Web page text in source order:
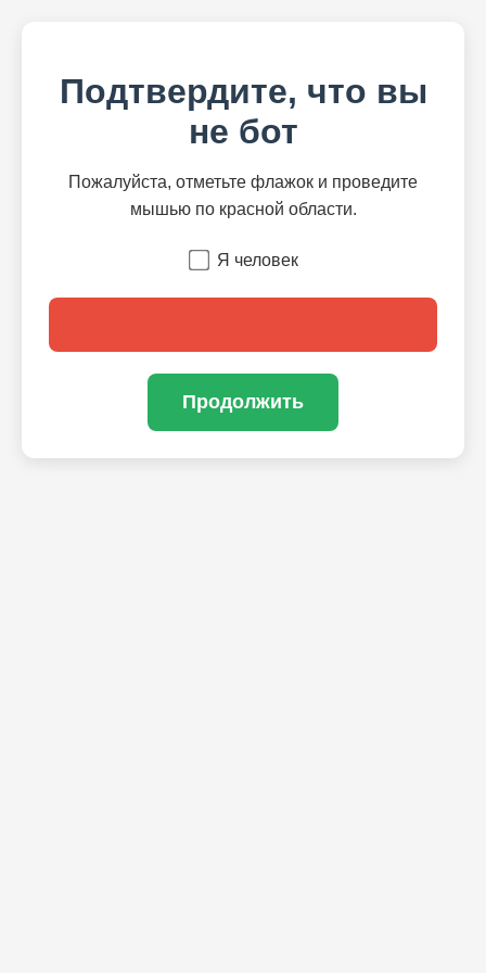
Подтвердите, что вы
не бот
Пожалуйста, отметьте флажок и проведите
мышью по красной области.
Я человек
Продолжить